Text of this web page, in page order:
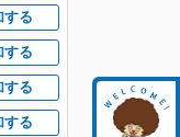
する
する
する
する